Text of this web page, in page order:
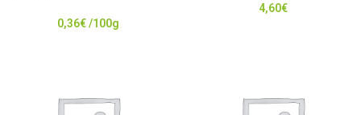
0,36€/100g
4,60€